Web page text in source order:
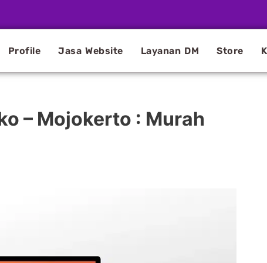
Profile Jasa Website Layanan DM Store
– Mojokerto : Murah